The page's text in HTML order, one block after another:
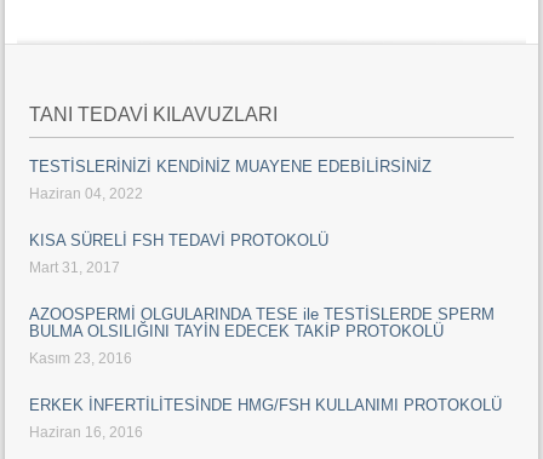
TANI TEDAVİ KILAVUZLARI
TESTİSLERİNİZİ KENDİNİZ MUAYENE EDEBİLİRSİNİZ
Haziran 04, 2022
KISA SÜRELİ FSH TEDAVİ PROTOKOLÜ
Mart 31, 2017
AZOOSPERMİ OLGULARINDA TESE ile TESTİSLERDE SPERM
BULMA OLSILIĞINI TAYİN EDECEK TAKİP PROTOKOLÜ
Kasım 23, 2016
ERKEK İNFERTİLİTESİNDE HMG/FSH KULLANIMI PROTOKOLÜ
Haziran 16, 2016